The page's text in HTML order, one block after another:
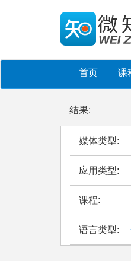
首页 课
结果:
媒体类型:
应用类型:
课程:
语言类型: